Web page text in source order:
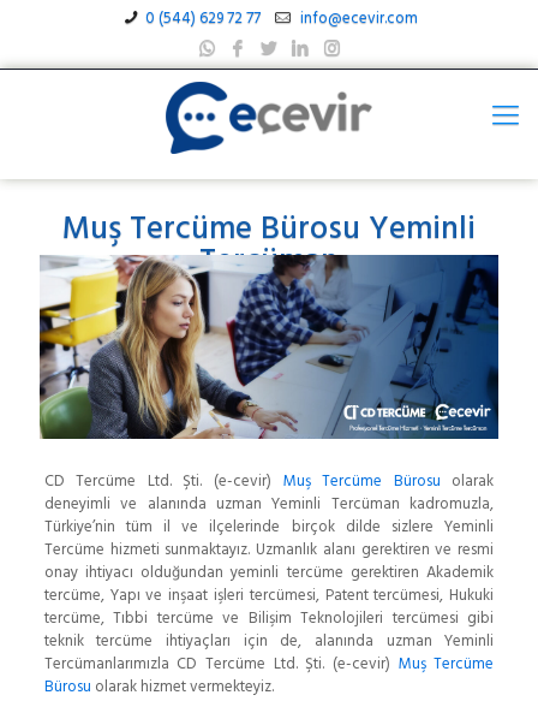
0 (544) 629 72 77 info@ecevir.com
Muş Tercüme Bürosu Yeminli
Tercüman
CD Tercüme Ltd. Şti. (e-cevir) Muş Tercüme Bürosu olarak
deneyimli ve alanında uzman Yeminli Tercüman kadromuzla,
Türkiye’nin tüm il ve ilçelerinde birçok dilde sizlere Yeminli
Tercüme hizmeti sunmaktayız. Uzmanlık alanı gerektiren ve resmi
onay ihtiyacı olduğundan yeminli tercüme gerektiren Akademik
tercüme, Yapı ve inşaat işleri tercümesi, Patent tercümesi, Hukuki
tercüme, Tıbbi tercüme ve Bilişim Teknolojileri tercümesi gibi
teknik tercüme ihtiyaçları için de, alanında uzman Yeminli
Tercümanlarımızla CD Tercüme Ltd. Şti. (e-cevir) Muş Tercüme
Bürosu olarak hizmet vermekteyiz.